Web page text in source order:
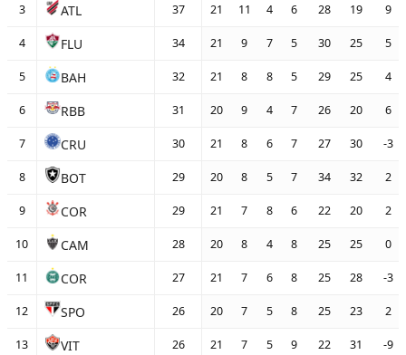
3 ATL 37 21 11 4 6 28 19 9
4 FLU 34 21 9 7 5 30 25 5
5 BAH 32 21 8 8 5 29 25 4
6 RBB 31 20 9 4 7 26 20 6
7 CRU 30 21 8 6 7 27 30 -3
8 BOT 29 20 8 5 7 34 32 2
9 COR 29 21 7 8 6 22 20 2
10 CAM 28 20 8 4 8 25 25 0
11 COR 27 21 7 6 8 25 28 -3
12 SPO 26 20 7 5 8 25 23 2
13 VIT 26 21 7 5 9 22 31 -9